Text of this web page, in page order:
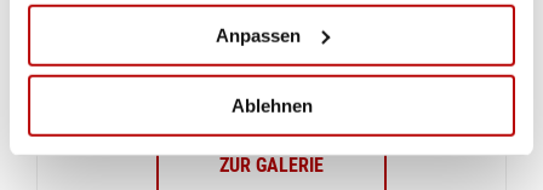
Anpassen
Ablehnen
ZUR GALERIE